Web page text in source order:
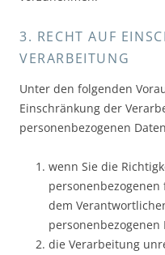
3. RECHT AUF
VERARBEITUNG
Unter den folgenden
Einschränkung der
personenbezogenen
wenn Sie die
dem
die Verarbeitung